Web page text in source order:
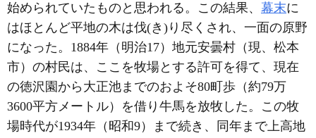
始められていたものと思われる。この結果、 幕末に
はほとんど平地の木は伐(き)り尽くされ、一面の原野
になった。1884年（明治17）地元安曇村（現、松本
市）の村民は、ここを牧場とする許可を得て、現在
の徳沢園から大正池までのおよそ80町歩（約79万
3600平方メートル）を借り牛馬を放牧した。この牧
場時代が1934年（昭和9）まで続き、同年まで上高地